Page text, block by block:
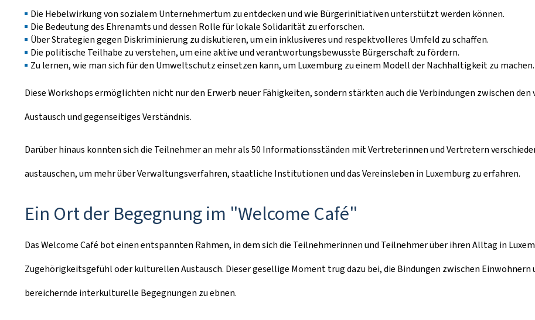
Die Hebelwirkung von sozialem Unternehmertum zu entdecken und wie Bürgerinitiativen unterstützt werden können.
Die Bedeutung des Ehrenamts und dessen Rolle für lokale Solidarität zu erforschen.
Über Strategien gegen Diskriminierung zu diskutieren, um ein inklusiveres und respektvolleres Umfeld zu schaffen.
Die politische Teilhabe zu verstehen, um eine aktive und verantwortungsbewusste Bürgerschaft zu fördern.
Zu lernen, wie man sich für den Umweltschutz einsetzen kann, um Luxemburg zu einem Modell der Nachhaltigkeit zu machen.
Diese Workshops ermöglichten nicht nur den Erwerb neuer Fähigkeiten, sondern stärkten auch die Verbindungen zwischen
Austausch und gegenseitiges Verständnis.
Darüber hinaus konnten sich die Teilnehmer an mehr als 50 Informationsständen mit Vertreterinnen und Vertretern
austauschen, um mehr über Verwaltungsverfahren, staatliche Institutionen und das Vereinsleben in Luxemburg zu erfahren.
Ein Ort der Begegnung im "Welcome Café"
DasWelcomeCafé bot einen entspannten Rahmen, in dem sich die Teilnehmerinnen und Teilnehmer über ihren Alltag in
Zugehörigkeitsgefühl oder kulturellen Austausch. Dieser gesellige Moment trug dazu bei, die Bindungen zwischen Einwohnern
bereichernde interkulturelle Begegnungen zu ebnen.